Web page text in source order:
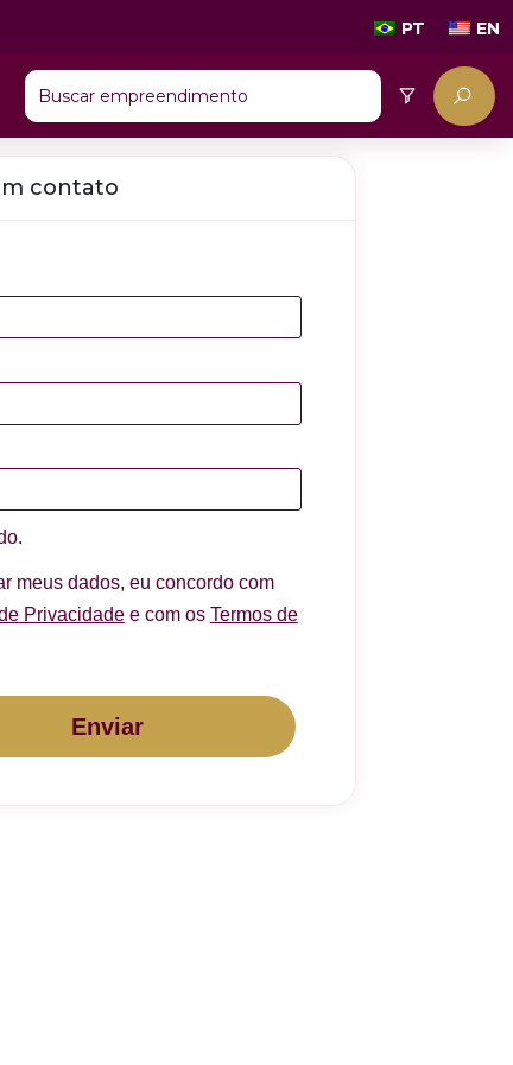
PT EN
contato
meus dados, eu concordo com
Privacidadee com os Termos de
Enviar